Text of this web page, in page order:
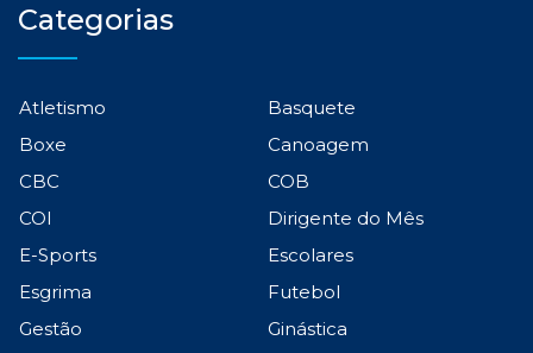
Categorias
Atletismo
Basquete
Boxe
Canoagem
CBC
COB
COI
Dirigente do Mês
E-Sports
Escolares
Esgrima
Futebol
Gestão
Ginástica